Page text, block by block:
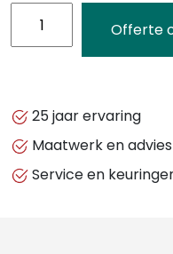
Offerte
25 jaar ervaring
Maatwerk en advies
Service en